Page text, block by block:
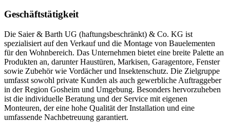
Geschäftstätigkeit
Die Saier & Barth UG (haftungsbeschränkt) & Co. KG ist
spezialisiert auf den Verkauf und die Montage von Bauelementen
für den Wohnbereich. Das Unternehmen bietet eine breite Palette an
Produkten an, darunter Haustüren, Markisen, Garagentore, Fenster
sowie Zubehör wie Vordächer und Insektenschutz. Die Zielgruppe
umfasst sowohl private Kunden als auch gewerbliche Auftraggeber
in der Region Gosheim und Umgebung. Besonders hervorzuheben
ist die individuelle Beratung und der Service mit eigenen
Monteuren, der eine hohe Qualität der Installation und eine
umfassende Nachbetreuung garantiert.